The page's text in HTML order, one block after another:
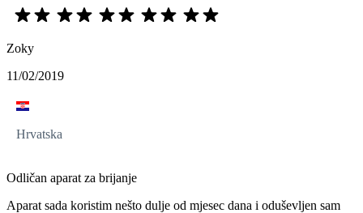
Zoky
11/02/2019
Hrvatska
Odličan aparat za brijanje
Aparat sada koristim nešto dulje od mjesec dana i oduševljen sam